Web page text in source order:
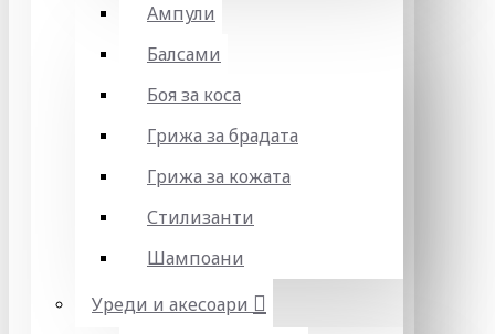
Ампули
Балсами
Боя за коса
Грижа за брадата
Грижа за кожата
Стилизанти
Шампоани
Уреди и акесоари